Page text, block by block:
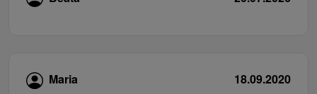
Maria
18.09.2020